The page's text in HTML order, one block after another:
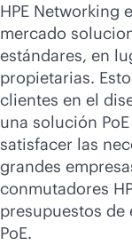
HPE Networking
mercado
estándares, en
propietarias.
clientes en el
una solución
satisfacer las
grandes
conmutadores
presupuestos de
PoE.